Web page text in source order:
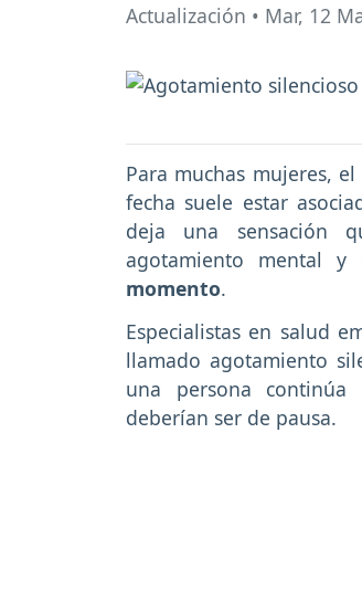
Actualización • Mar, 12
Para muchas mujeres, el
fecha suele estar
deja una sensación
agotamiento mental
momento.
Especialistas en salud
llamado agotamiento
una persona continúa
deberían ser de pausa.